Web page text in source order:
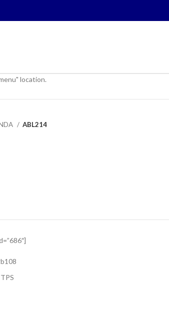
location.
ABL214
TPS